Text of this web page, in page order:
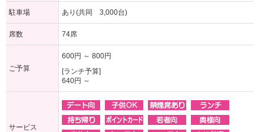
駐車場 あり(共同 3,000台)
席数 74席
ご予算
600円 ～ 800円
[ランチ予算]
640円 ～
サービス